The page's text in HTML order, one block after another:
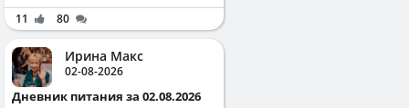
11 80
Ирина Макс
02-08-2026
Дневник питания за 02.08.2026